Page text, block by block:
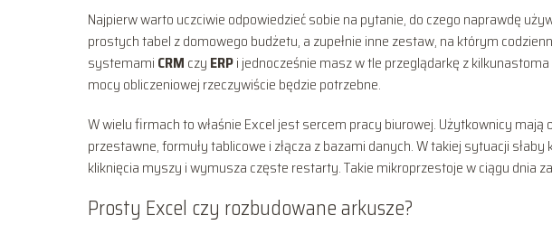
Najpierw warto uczciwie odpowiedzieć sobie na pytanie, do czego naprawdę
prostych tabel z domowego budżetu, a zupełnie inne zestaw, na którym
systemami CRM czy ERPi jednocześnie masz w tle przeglądarkę z
mocy obliczeniowej rzeczywiście będzie potrzebne.
W wielu firmach to właśnie Excel jest sercem pracy biurowej. Użytkownicy
przestawne, formuły tablicowe i złącza z bazami danych. W takiej sytuacji
kliknięcia myszy i wymusza częste restarty. Takie mikroprzestoje w ciągu dnia
Prosty Excel czy rozbudowane arkusze?